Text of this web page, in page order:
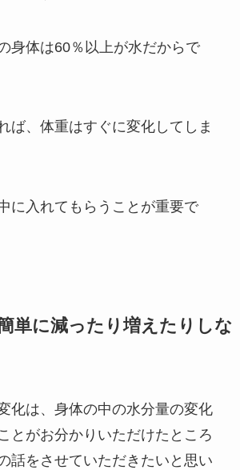
身体は60％以上が水だからで
ば、体重はすぐに変化してしま
に入れてもらうことが重要で
単に減ったり増えたりしな
化は、身体の中の水分量の変化
とがお分かりいただけたところ
話をさせていただきたいと思い